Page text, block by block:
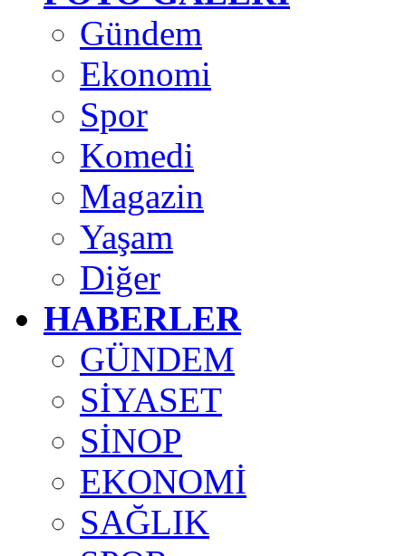
Gündem
Ekonomi
Spor
Komedi
Magazin
Yaşam
Diğer
HABERLER
GÜNDEM
SİYASET
SİNOP
EKONOMİ
SAĞLIK